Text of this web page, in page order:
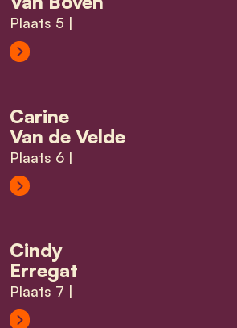
Plaats 5 |
View Herman Van Boven's profile
Carine
Van de Velde
Plaats 6 |
View Carine Van de Velde's
Cindy
Erregat
Plaats 7 |